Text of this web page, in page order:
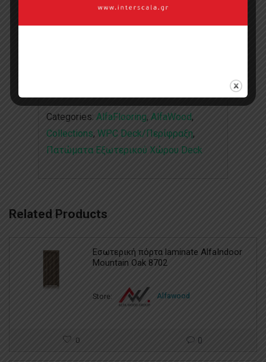
Σημεία πώλησης
Categories: AlfaFlooring, AlfaWood,
Collections, WPC Deck/Περίφραξη,
Πατώματα Εξωτερικού Χώρου Deck
Related Products
Εσωτερική πόρτα laminate AlfaIndoor
Mountain Oak 8702
Store: Alfawood
0 0